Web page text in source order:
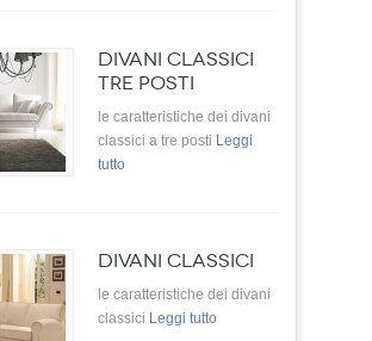
DIVANI CLASSICI
TRE POSTI
le caratteristiche dei divani
classici a tre posti Leggi
tutto
DIVANI CLASSICI
le caratteristiche dei divani
classici Leggi tutto